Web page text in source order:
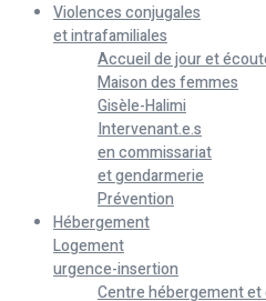
Violences conjugales
et intrafamiliales
Accueil de jour et
Maison des femmes
Gisèle-Halimi
Intervenant.e.s
en commissariat
et gendarmerie
Prévention
Hébergement
Logement
urgence-insertion
Centre hébergement et